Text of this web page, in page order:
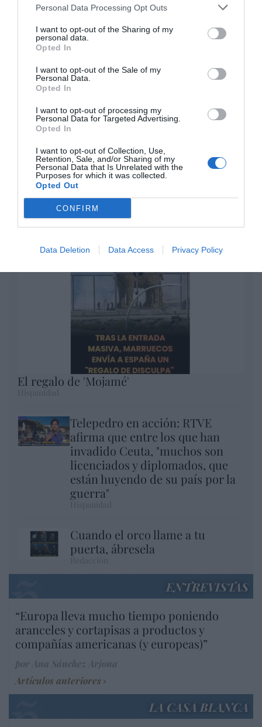
Personal Data Processing Opt Outs
I want to opt-out of the Sharing of my
personal data.
Opted In
I want to opt-out of the Sale of my
Personal Data.
Opted In
I want to opt-out of processing my
Personal Data for Targeted Advertising.
Opted In
I want to opt-out of Collection, Use,
Retention, Sale, and/or Sharing of my
Personal Data that Is Unrelated with the
Purposes for which it was collected.
Opted Out
CONFIRM
Data Deletion Data Access Privacy Policy
los 20.057 puntos, un nuevo récord
Eulogio López
Ceuta. Nuestra Señora de África:
convertir al musulmán
No perdamos el norte: la
emigración es mala
Eulogio López
Argumentos
El regalo de 'Mojamé'
Telepedro en acción: RTVE
afirma que entre los que han
invadido Ceuta, "muchos son
licenciados y diplomados, que
están huyendo de su país por la
guerra"
Cuando el orco llame a tu
puerta, ábresela
ENTREVISTAS
“Europa lleva mucho tiempo poniendo
aranceles y cortapisas a productos y
compañías americanas (y europeas)”
Artículos anteriores
LA CASA BLANCA